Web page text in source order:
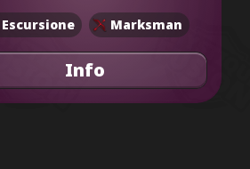
Escursione Marksman
Info